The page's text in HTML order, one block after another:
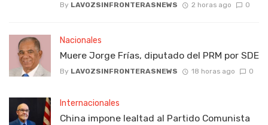
By LAVOZSINFRONTERASNEWS 2 horas ago 0
Nacionales
Muere Jorge Frías, diputado del PRM por SDE
By LAVOZSINFRONTERASNEWS 18 horas ago 0
Internacionales
China impone lealtad al Partido Comunista